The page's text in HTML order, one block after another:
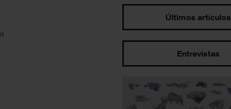
Últimos artículos
Entrevistas